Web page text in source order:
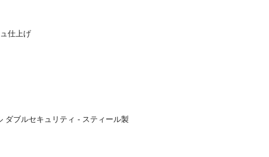
仕上げ
ダブルセキュリティ - スティール製